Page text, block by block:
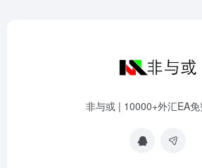
非与或 | 10000+外汇EA